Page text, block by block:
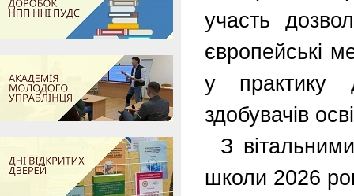
участь
європейські
у практику
здобувачів
З
школи 2026